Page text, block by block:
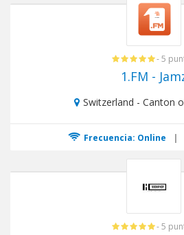
- 5
1.FM -
Switzerland - Canton
Frecuencia: Online |
- 5